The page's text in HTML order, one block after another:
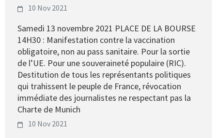
10 Nov 2021
Samedi 13 novembre 2021 PLACE DE LA BOURSE
14H30 : Manifestation contre la vaccination
obligatoire, non au pass sanitaire. Pour la sortie
de l’UE. Pour une souveraineté populaire (RIC).
Destitution de tous les représentants politiques
qui trahissent le peuple de France, révocation
immédiate des journalistes ne respectant pas la
Charte de Munich
10 Nov 2021